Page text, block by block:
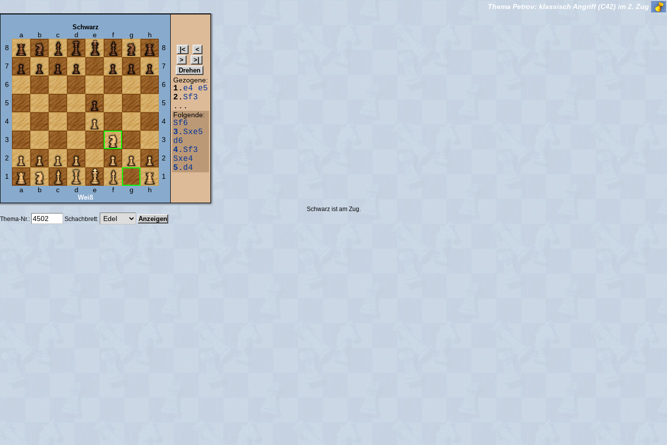
Thema Petrov: klassisch Angriff (C42) im 2. Zug
Schwarz
a b c d e f g
h
8
8
7 7
6 6
5 5
4 4
3 3
2 2
1
1
a
b c d e f g h
Weiß
Gezogene:
1. e4
e5
2. Sf3
...
Folgende:
Sf6
3. Sxe5
d6
4. Sf3
Sxe4
5. d4
Schwarz ist am Zug.
Thema-Nr.:
Schachbrett: